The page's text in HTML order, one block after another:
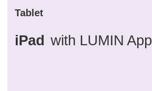
Tablet
iPad with LUMIN App